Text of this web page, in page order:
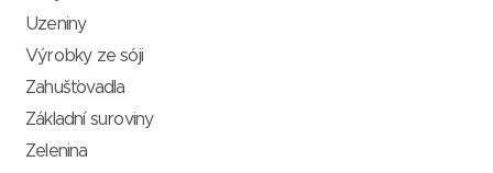
Uzeniny
Výrobky ze sóji
Zahušťovadla
Základní suroviny
Zelenina